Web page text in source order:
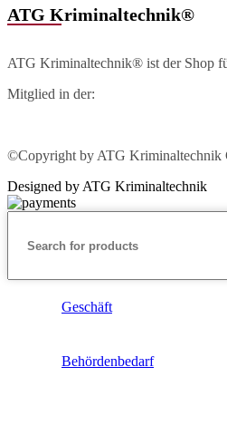
ATG Kriminaltechnik®
ATG Kriminaltechnik® ist der Shop
Mitglied in der:
©Copyright by ATG
Designed by ATG Kriminaltechnik
Geschäft
Behördenbedarf